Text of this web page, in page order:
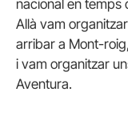
nacional en temps
Allà vam
arribar a Mont-
i vam organitzar
Aventura.